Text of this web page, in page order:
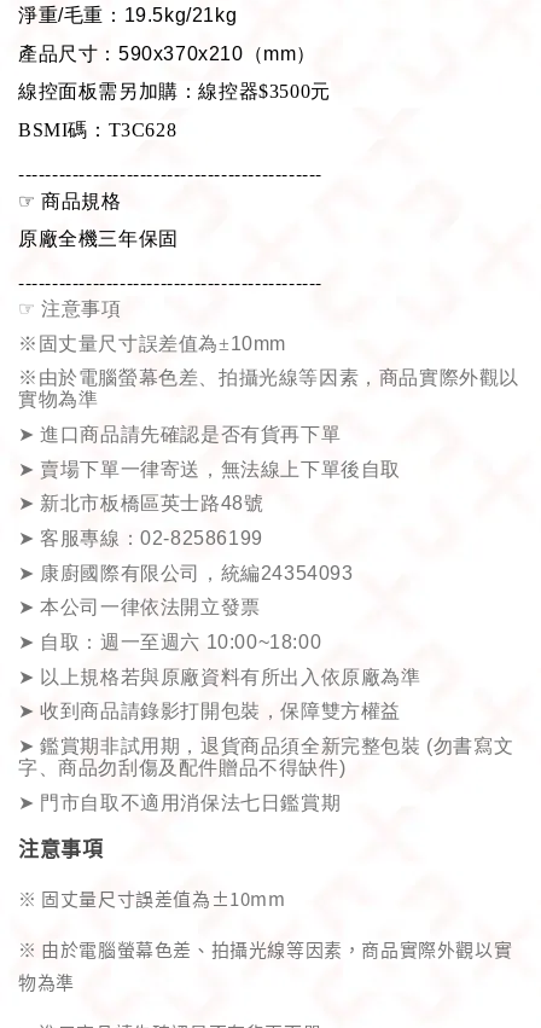
淨重/毛重： 19.5kg/21kg
產品尺寸： 590x370x210 （mm）
線控面板需另加購：線控器$3500元
BSMI碼：T3C628
---------------------------------------------
☞ 商品規格
原廠全機三年保固
---------------------------------------------
☞ 注意事項
※固丈量尺寸誤差值為±10mm
※由於電腦螢幕色差、拍攝光線等因素，商品實際外觀以
實物為準
➤ 進口商品請先確認是否有貨再下單
➤ 賣場下單一律寄送，無法線上下單後自取
➤ 新北市板橋區英士路48號
➤ 客服專線：02-82586199
➤ 康廚國際有限公司，統編24354093
➤ 本公司一律依法開立發票
➤ 自取：週一至週六 10:00~18:00
➤ 以上規格若與原廠資料有所出入依原廠為準
➤ 收到商品請錄影打開包裝，保障雙方權益
➤ 鑑賞期非試用期，退貨商品須全新完整包裝 (勿書寫文
字、商品勿刮傷及配件贈品不得缺件)
➤ 門市自取不適用消保法七日鑑賞期
注意事項
※ 固丈量尺寸誤差值為±10mm
※ 由於電腦螢幕色差、拍攝光線等因素，商品實際外觀以實
物為準